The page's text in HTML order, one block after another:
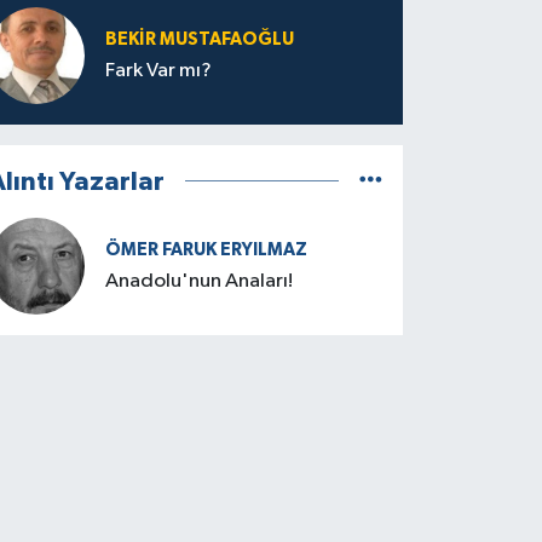
BEKIR MUSTAFAOĞLU
Fark Var mı?
Yazarlar
ÖMER FARUK ERYILMAZ
Anadolu'nun Anaları!